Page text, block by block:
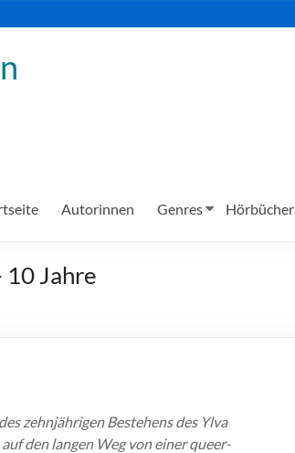
Autorinnen Genres Hörbücher
10 Jahre
zehnjährigen Bestehens des Ylva
den langen Weg von einer queer-